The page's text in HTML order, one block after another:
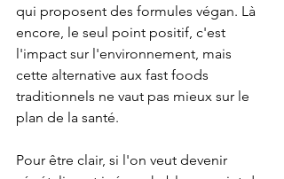
qui proposent des formules végan. Là
encore, le seul point positif, c'est
l'impact sur l'environnement, mais
cette alternative aux fast foods
traditionnels ne vaut pas mieux sur le
plan de la santé.
Pour être clair, si l'on veut devenir